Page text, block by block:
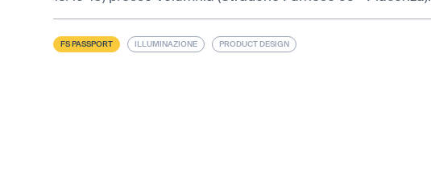
FS PASSPORT ILLUMINAZIONE PRODUCT DESIGN